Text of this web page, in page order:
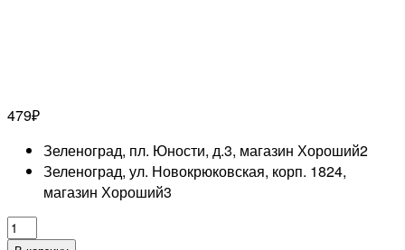
479₽
Зеленоград, пл. Юности, д.3, магазин Хороший2
Зеленоград, ул. Новокрюковская, корп. 1824,
магазин Хороший3
Количество